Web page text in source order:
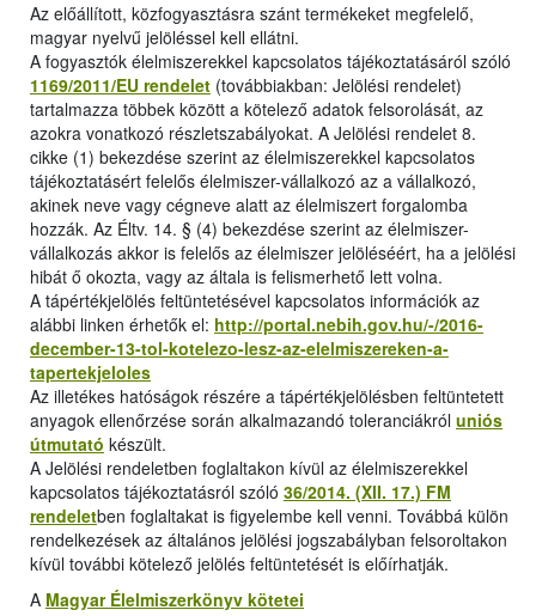
Az előállított, közfogyasztásra szánt termékeket megfelelő,
magyar nyelvű jelöléssel kell ellátni.
A fogyasztók élelmiszerekkel kapcsolatos tájékoztatásáról szóló
1169/2011/EU rendelet (továbbiakban: Jelölési rendelet)
tartalmazza többek között a kötelező adatok felsorolását, az
azokra vonatkozó részletszabályokat. A Jelölési rendelet 8.
cikke (1) bekezdése szerint az élelmiszerekkel kapcsolatos
tájékoztatásért felelős élelmiszer-vállalkozó az a vállalkozó,
akinek neve vagy cégneve alatt az élelmiszert forgalomba
hozzák. Az Éltv. 14. § (4) bekezdése szerint az élelmiszer-
vállalkozás akkor is felelős az élelmiszer jelöléséért, ha a jelölési
hibát ő okozta, vagy az általa is felismerhető lett volna.
A tápértékjelölés feltüntetésével kapcsolatos információk az
alábbi linken érhetők el: http://portal.nebih.gov.hu/-/2016-
december-13-tol-kotelezo-lesz-az-elelmiszereken-a-
tapertekjeloles
Az illetékes hatóságok részére a tápértékjelölésben feltüntetett
anyagok ellenőrzése során alkalmazandó toleranciákról uniós
útmutató készült.
A Jelölési rendeletben foglaltakon kívül az élelmiszerekkel
kapcsolatos tájékoztatásról szóló 36/2014. (XII. 17.) FM
rendeletben foglaltakat is figyelembe kell venni. Továbbá külön
rendelkezések az általános jelölési jogszabályban felsoroltakon
kívül további kötelező jelölés feltüntetését is előírhatják.
A Magyar Élelmiszerkönyv kötetei